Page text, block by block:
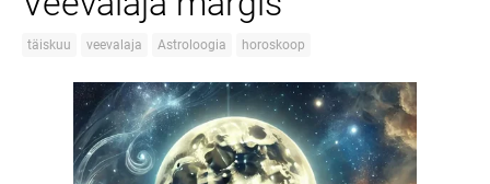
täiskuu veevalaja Astroloogia horoskoop